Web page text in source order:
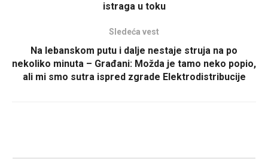
istraga u toku
Sledeća vest
Na lebanskom putu i dalje nestaje struja na po
nekoliko minuta – Građani: Možda je tamo neko popio,
ali mi smo sutra ispred zgrade Elektrodistribucije